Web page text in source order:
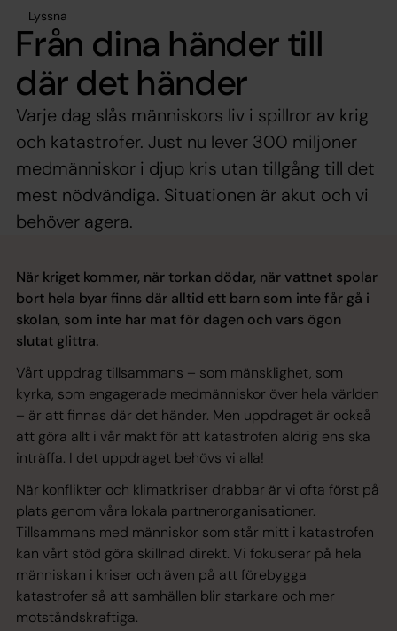
Lyssna
Från dina händer till
där det händer
Varje dag slås människors liv i spillror av krig
och katastrofer. Just nu lever 300 miljoner
medmänniskor i djup kris utan tillgång till det
mest nödvändiga. Situationen är akut och vi
behöver agera.
När kriget kommer, när torkan dödar, när vattnet spolar
bort hela byar finns där alltid ett barn som inte får gå i
skolan, som inte har mat för dagen och vars ögon
slutat glittra.
Vårt uppdrag tillsammans – som mänsklighet, som
kyrka, som engagerade medmänniskor över hela världen
– är att finnas där det händer. Men uppdraget är också
att göra allt i vår makt för att katastrofen aldrig ens ska
inträffa. I det uppdraget behövs vi alla!
När konflikter och klimatkriser drabbar är vi ofta först på
plats genom våra lokala partnerorganisationer.
Tillsammans med människor som står mitt i katastrofen
kan vårt stöd göra skillnad direkt. Vi fokuserar på hela
människan i kriser och även på att förebygga
katastrofer så att samhällen blir starkare och mer
motståndskraftiga.